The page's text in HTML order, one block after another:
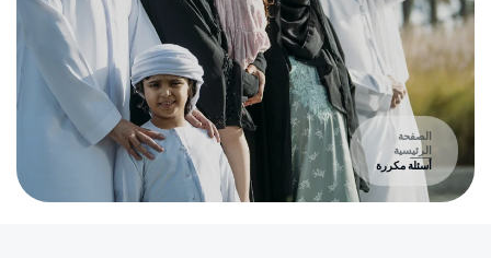
الصفحة
الرئيسية
أسئلة مكررة